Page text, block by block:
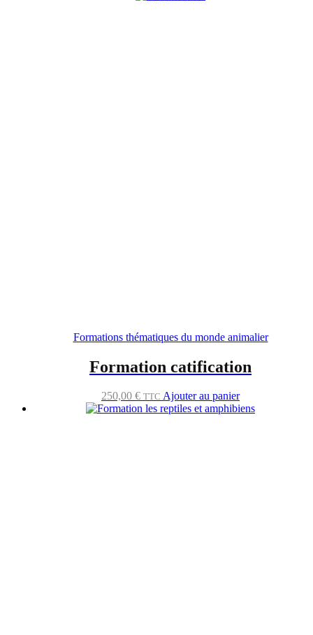
Formations thématiques du monde animalier
Formation catification
250,00 € TTC Ajouter au panier